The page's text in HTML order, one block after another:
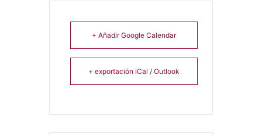
+ Añadir Google Calendar
+ exportación iCal / Outlook